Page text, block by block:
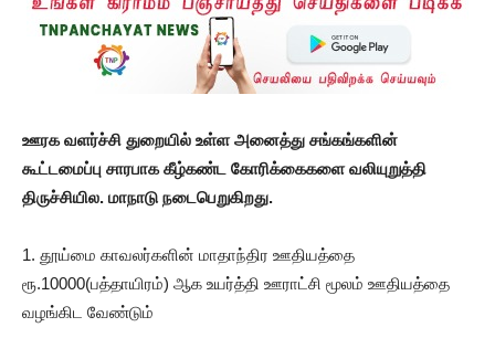
ஊரக வளர்ச்சி துறையில் உள்ள அனைத்து சங்கங்களின்
கூட்டமைப்பு சாரபாக கீழ்கண்ட கோரிக்கைகளை வலியுறுத்தி
திருச்சியில. மாநாடு நடைபெறுகிறது.
1. தூய்மை காவலர்களின் மாதாந்திர ஊதியத்தை
ரூ.10000(பத்தாயிரம்) ஆக உயர்த்தி ஊராட்சி மூலம் ஊதியத்தை
வழங்கிட வேண்டும்